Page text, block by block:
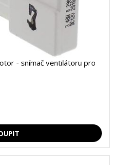
- snímač ventilátoru pro